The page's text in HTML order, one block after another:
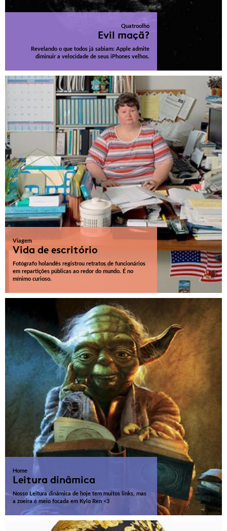
Quatroolho
Evil maçã?
Revelando o que todos já sabiam: Apple admite
diminuir a velocidade de seus iPhones velhos.
Viagem
Vida de escritório
Fotógrafo holandês registrou retratos de funcionários
em repartições públicas ao redor do mundo. É no
mínimo curioso.
Home
Leitura dinâmica
Nosso Leitura dinâmica de hoje tem muitos links, mas
a zoeira é meio focada em Kylo Ren <3